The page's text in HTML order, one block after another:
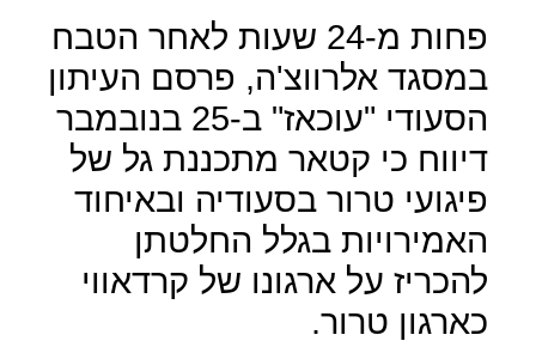
פחות מ-24 שעות לאחר הטבח
במסגד אלרווצ'ה, פרסם העיתון
הסעודי "עוכאז" ב-25 בנובמבר
דיווח כי קטאר מתכננת גל של
פיגועי טרור בסעודיה ובאיחוד
האמירויות בגלל החלטתן
להכריז על ארגונו של קרדאווי
כארגון טרור.